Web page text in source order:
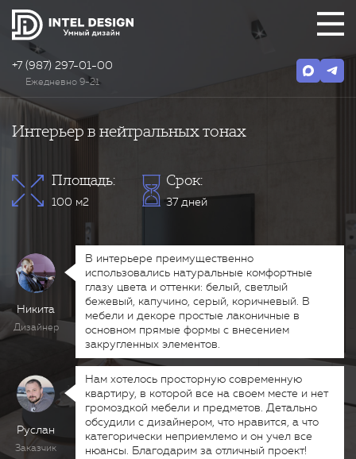
+7 (987) 297-01-00
Ежедневно 9-21
Интерьер в нейтральных тонах
Площадь:
100 м2
Срок:
37 дней
Никита
Дизайнер
В интерьере преимущественно
использовались натуральные комфортные
глазу цвета и оттенки: белый, светлый
бежевый, капучино, серый, коричневый. В
мебели и декоре простые лаконичные в
основном прямые формы с внесением
закругленных элементов.
Руслан
Заказчик
Нам хотелось просторную современную
квартиру, в которой все на своем месте и нет
громоздкой мебели и предметов. Детально
обсудили с дизайнером, что нравится, а что
категорически неприемлемо и он учел все
нюансы. Благодарим за отличный проект!